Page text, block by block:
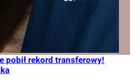
pobił rekord transferowy!